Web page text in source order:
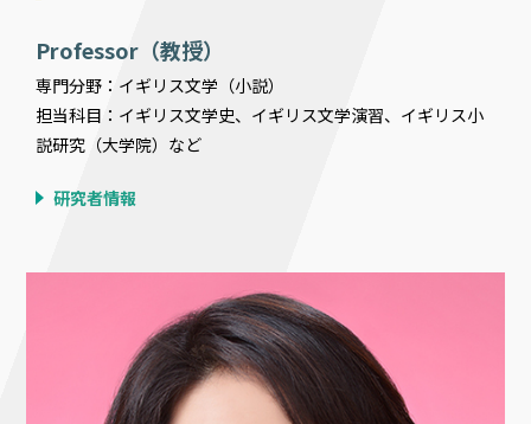
Professor（教授）
専門分野：イギリス文学（小説）
担当科目：イギリス文学史、イギリス文学演習、イギリス小
説研究（大学院）など
研究者情報